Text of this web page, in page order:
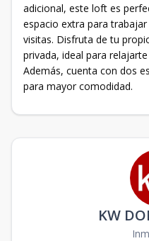
adicional, este loft es
espacio extra para
visitas. Disfruta de tu
privada, ideal para
Además, cuenta con dos
para mayor comodidad.
KW